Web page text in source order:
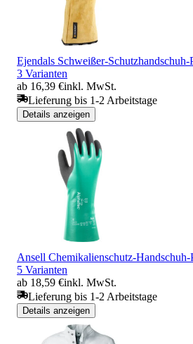
Ejendals Schweißer-Schutzhandschuh-
3 Varianten
ab 16,39 €inkl. MwSt.
Lieferung bis 1-2 Arbeitstage
Details anzeigen
Ansell Chemikalienschutz-
5 Varianten
ab 18,59 €inkl. MwSt.
Lieferung bis 1-2 Arbeitstage
Details anzeigen